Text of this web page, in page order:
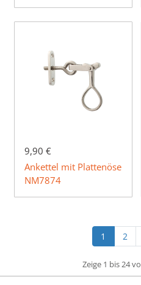
9,90 €
Ankettel mit Plattenöse
NM7874
1 2
Zeige 1 bis 24